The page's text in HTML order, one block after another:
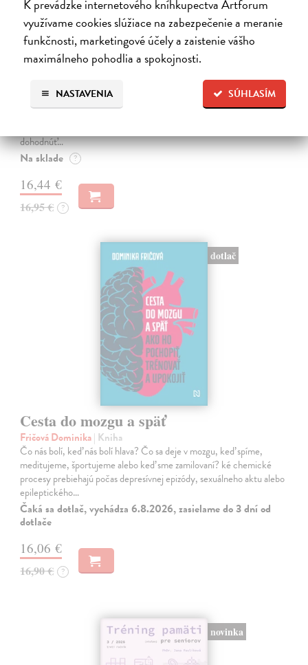
K prevádzke internetového kníhkupectva Artforum
využívame cookies slúžiace na zabezpečenie a meranie
funkčnosti, marketingové účely a zaistenie vášho
maximálneho pohodlia a spokojnosti.
SÚHLASÍM
NASTAVENIA
Sociálne siete musia byť zničené
Marec Samo| Kniha
Sociálne siete nám ubližujú ako jednotlivcom a kazia medziľudské
dohodnúť…
Na sklade ?
16,44 €
16,95 € ?
dotlač
Cesta do mozgu a späť
Fričová Dominika| Kniha
Čo nás bolí, keď nás bolí hlava? Čo sa deje v mozgu, keď spíme,
meditujeme, športujeme alebo keď sme zamilovaní? ké chemické
procesy prebiehajú počas depresívnej epizódy, sexuálneho aktu alebo
epileptického…
Čaká sa dotlač, vychádza 6.8.2026, zasielame do 3 dní od
dotlače
16,06 €
16,90 € ?
novinka